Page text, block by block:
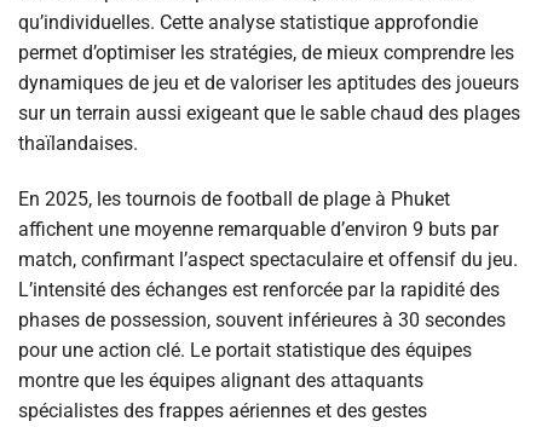
qu’individuelles. Cette analyse statistique approfondie
permet d’optimiser les stratégies, de mieux comprendre les
dynamiques de jeu et de valoriser les aptitudes des joueurs
sur un terrain aussi exigeant que le sable chaud des plages
thaïlandaises.
En 2025, les tournois de football de plage à Phuket
affichent une moyenne remarquable d’environ 9 buts par
match, confirmant l’aspect spectaculaire et offensif du jeu.
L’intensité des échanges est renforcée par la rapidité des
phases de possession, souvent inférieures à 30 secondes
pour une action clé. Le portait statistique des équipes
montre que les équipes alignant des attaquants
spécialistes des frappes aériennes et des gestes